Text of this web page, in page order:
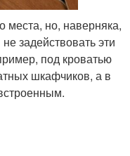
места, но, наверняка,
задействовать эти
под кроватью
шкафчиков, а в